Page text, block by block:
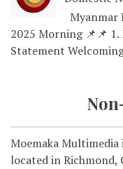
Myanmar
2025 Morning 📌📌 1.
Statement
Moemaka
located in Richmond,